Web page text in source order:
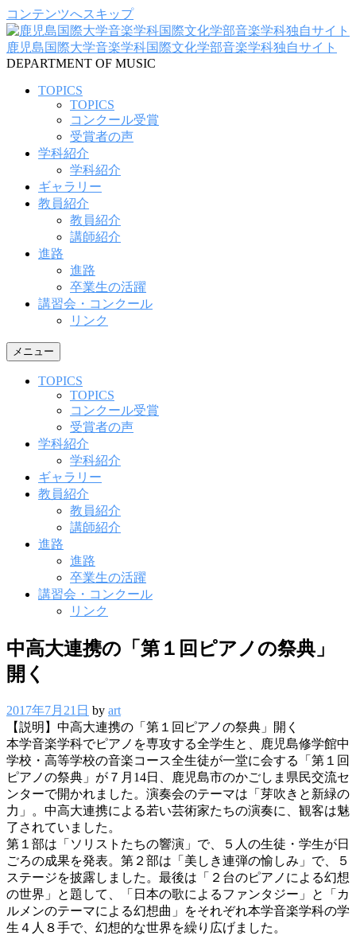
コンテンツへスキップ
鹿児島国際大学音楽学科国際文化学部音楽学科独自サイト
DEPARTMENT OF MUSIC
TOPICS
TOPICS
コンクール受賞
受賞者の声
学科紹介
学科紹介
ギャラリー
教員紹介
教員紹介
講師紹介
進路
進路
卒業生の活躍
講習会・コンクール
リンク
メニュー
TOPICS
TOPICS
コンクール受賞
受賞者の声
学科紹介
学科紹介
ギャラリー
教員紹介
教員紹介
講師紹介
進路
進路
卒業生の活躍
講習会・コンクール
リンク
中高大連携の「第１回ピアノの祭典」
開く
2017年7月21日 by art
【説明】中高大連携の「第１回ピアノの祭典」開く
本学音楽学科でピアノを専攻する全学生と、鹿児島修学館中
学校・高等学校の音楽コース全生徒が一堂に会する「第１回
ピアノの祭典」が７月14日、鹿児島市のかごしま県民交流セ
ンターで開かれました。演奏会のテーマは「芽吹きと新緑の
力」。中高大連携による若い芸術家たちの演奏に、観客は魅
了されていました。
第１部は「ソリストたちの響演」で、５人の生徒・学生が日
ごろの成果を発表。第２部は「美しき連弾の愉しみ」で、５
ステージを披露しました。最後は「２台のピアノによる幻想
の世界」と題して、「日本の歌によるファンタジー」と「カ
ルメンのテーマによる幻想曲」をそれぞれ本学音楽学科の学
生４人８手で、幻想的な世界を繰り広げました。